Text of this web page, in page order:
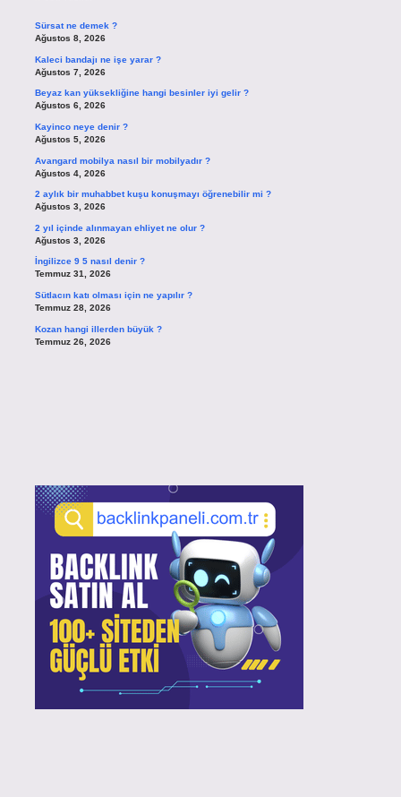
Sürsat ne demek ?
Ağustos 8, 2026
Kaleci bandajı ne işe yarar ?
Ağustos 7, 2026
Beyaz kan yüksekliğine hangi besinler iyi gelir ?
Ağustos 6, 2026
Kayinco neye denir ?
Ağustos 5, 2026
Avangard mobilya nasıl bir mobilyadır ?
Ağustos 4, 2026
2 aylık bir muhabbet kuşu konuşmayı öğrenebilir mi ?
Ağustos 3, 2026
2 yıl içinde alınmayan ehliyet ne olur ?
Ağustos 3, 2026
İngilizce 9 5 nasıl denir ?
Temmuz 31, 2026
Sütlacın katı olması için ne yapılır ?
Temmuz 28, 2026
Kozan hangi illerden büyük ?
Temmuz 26, 2026